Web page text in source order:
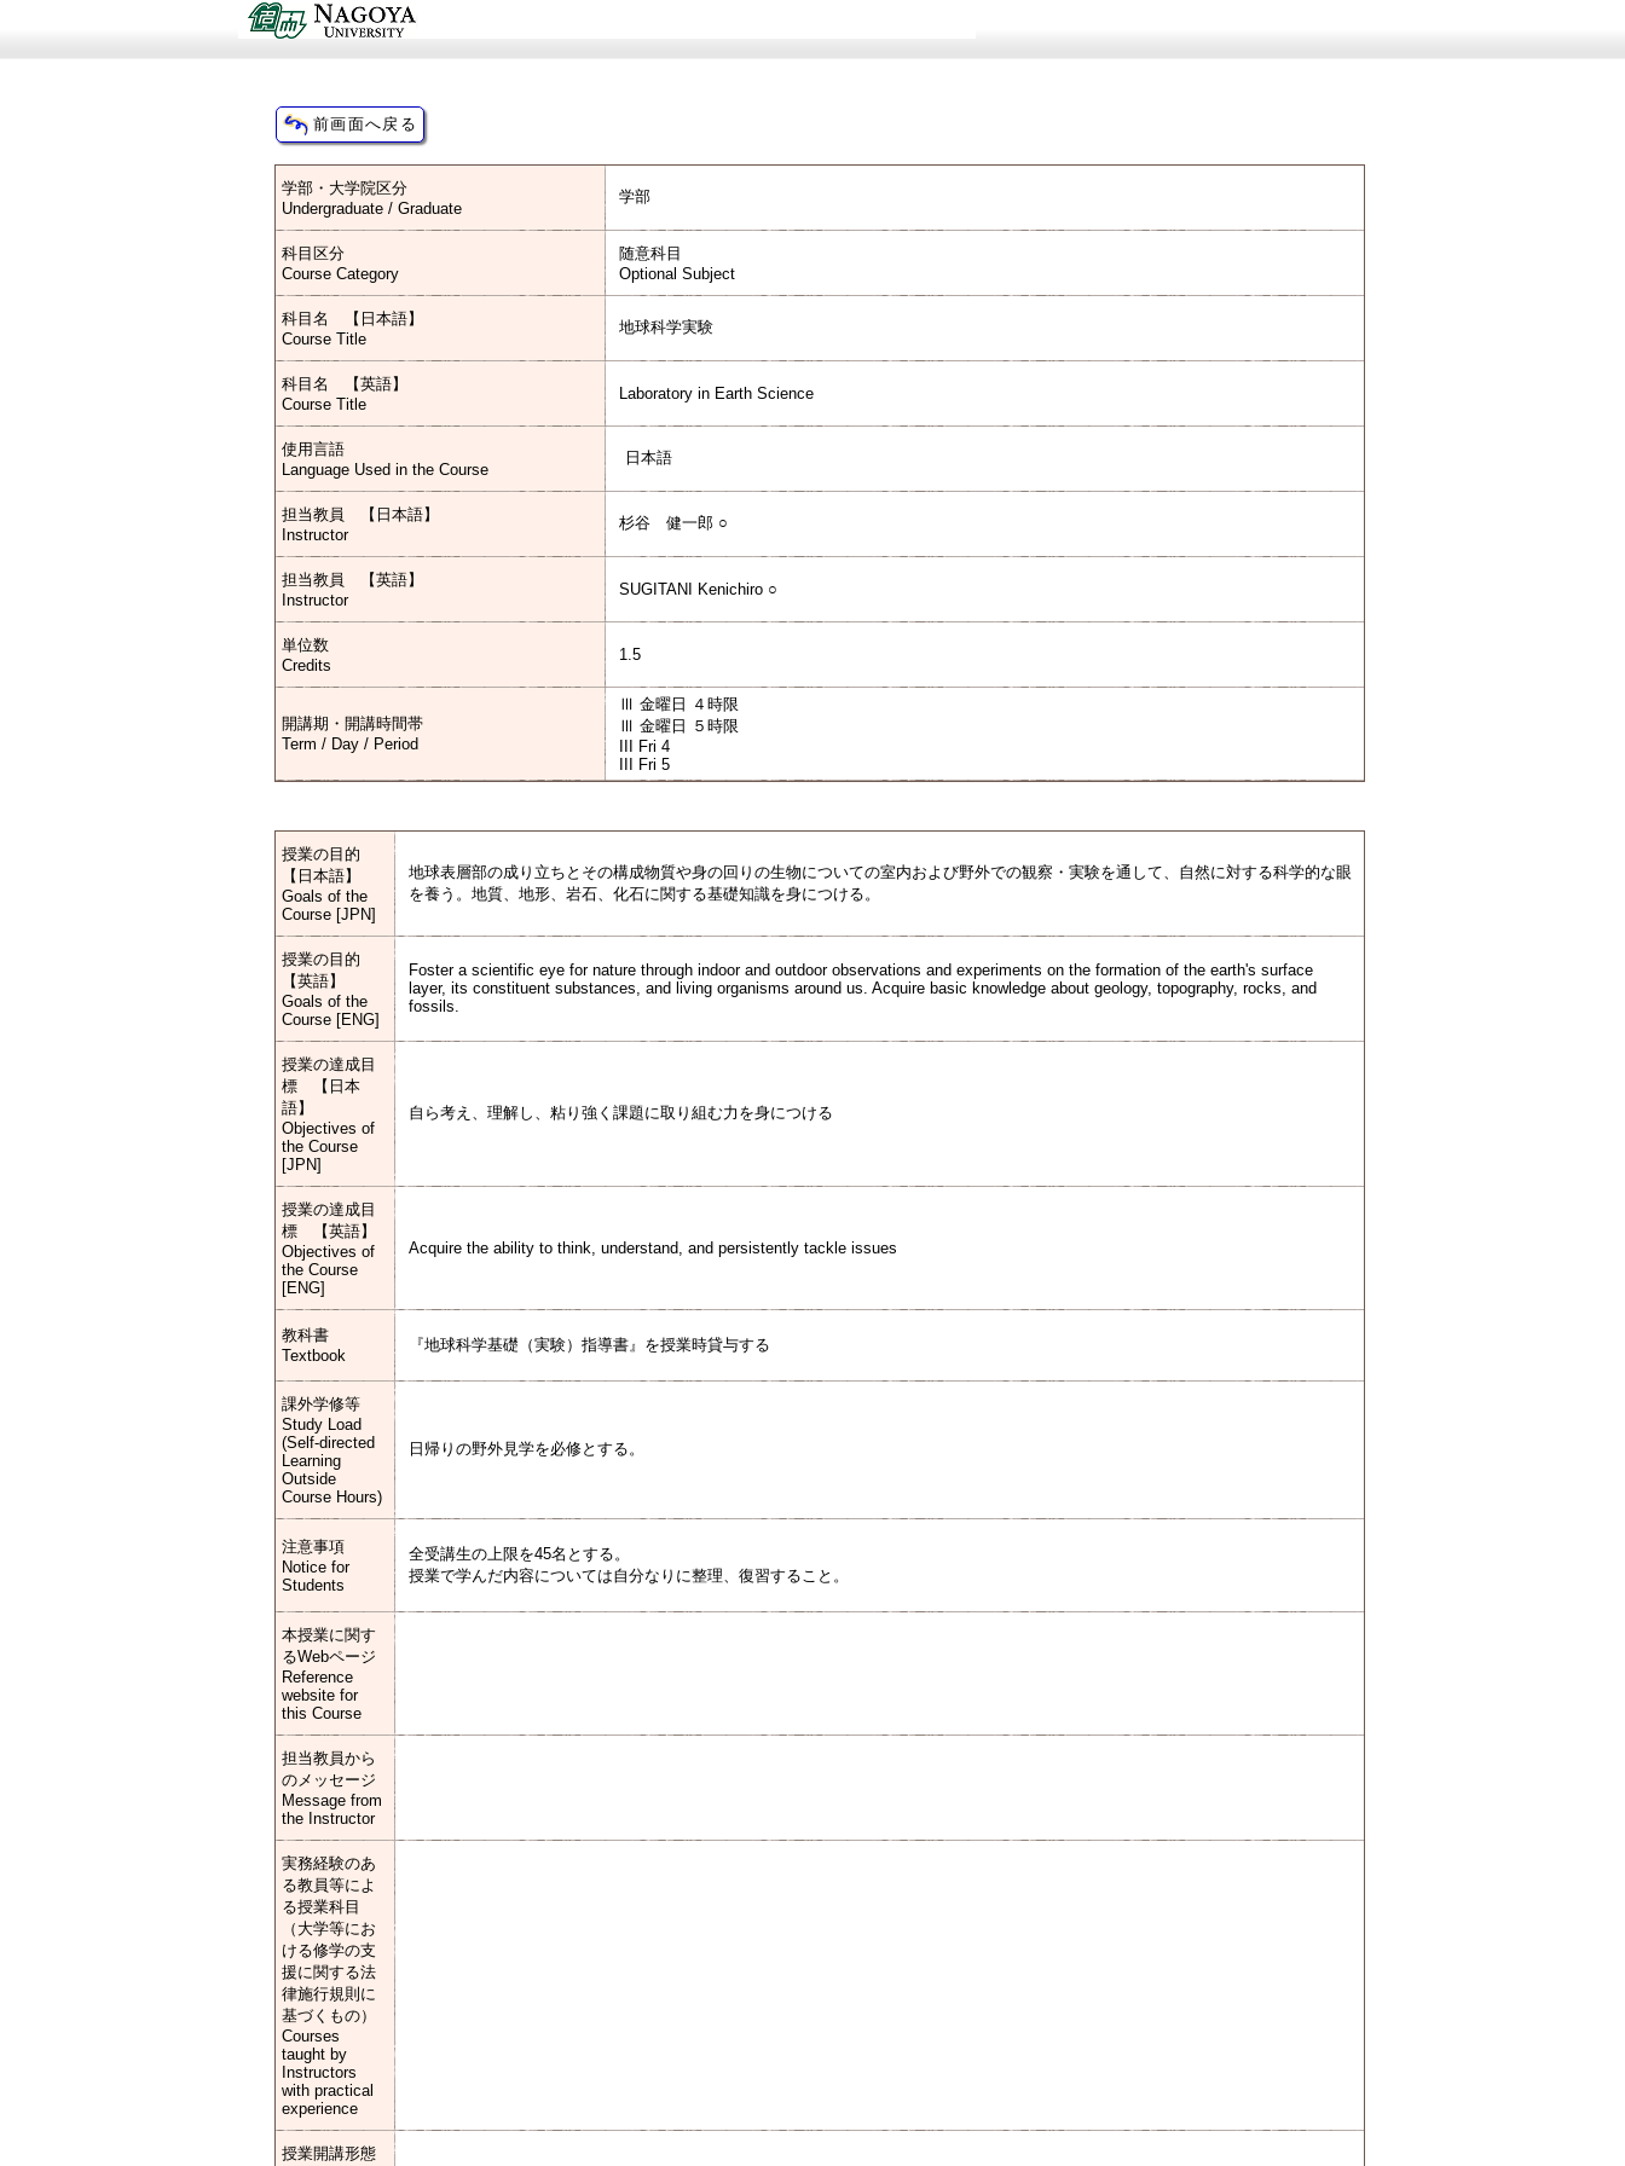
学部・大学院区分
Undergraduate / Graduate
学部
科目区分
Course Category
随意科目
Optional Subject
科目名 【日本語】
Course Title
地球科学実験
科目名 【英語】
Course Title
Laboratory in Earth Science
使用言語
Language Used in the Course
日本語
担当教員 【日本語】
Instructor
杉谷 健一郎 ○
担当教員 【英語】
Instructor
SUGITANI Kenichiro ○
単位数
Credits
1.5
開講期・開講時間帯
Term / Day / Period
Ⅲ 金曜日 ４時限
Ⅲ 金曜日 ５時限
III Fri 4
III Fri 5
授業の目的
【日本語】
Goals of the
Course [JPN]
地球表層部の成り立ちとその構成物質や身の回りの生物についての室内および野外での観察・実験を通して、自然に対する科学的な眼
を養う。地質、地形、岩石、化石に関する基礎知識を身につける。
授業の目的
【英語】
Goals of the
Course [ENG]
Foster a scientific eye for nature through indoor and outdoor observations and experiments on the formation of the earth's surface
layer, its constituent substances, and living organisms around us. Acquire basic knowledge about geology, topography, rocks, and
fossils.
授業の達成目
標 【日本
語】
Objectives of
the Course
[JPN]
自ら考え、理解し、粘り強く課題に取り組む力を身につける
授業の達成目
標 【英語】
Objectives of
the Course
[ENG]
Acquire the ability to think, understand, and persistently tackle issues
教科書
Textbook
『地球科学基礎（実験）指導書』を授業時貸与する
課外学修等
Study Load
(Self-directed
Learning
Outside
Course Hours)
日帰りの野外見学を必修とする。
注意事項
Notice for
Students
全受講生の上限を45名とする。
授業で学んだ内容については自分なりに整理、復習すること。
本授業に関す
るWebページ
Reference
website for
this Course
担当教員から
のメッセージ
Message from
the Instructor
実務経験のあ
る教員等によ
る授業科目
（大学等にお
ける修学の支
援に関する法
律施行規則に
基づくもの）
Courses
taught by
Instructors
with practical
experience
授業開講形態